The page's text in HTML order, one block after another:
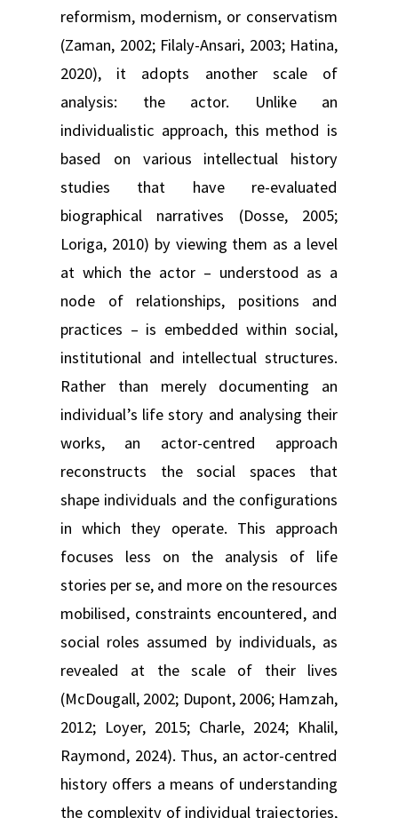
reformism, modernism, or conservatism
(Zaman, 2002; Filaly-Ansari, 2003; Hatina,
2020), it adopts another scale of
analysis: the actor. Unlike an
individualistic approach, this method is
based on various intellectual history
studies that have re-evaluated
biographical narratives (Dosse, 2005;
Loriga, 2010) by viewing them as a level
at which the actor – understood as a
node of relationships, positions and
practices – is embedded within social,
institutional and intellectual structures.
Rather than merely documenting an
individual’s life story and analysing their
works, an actor-centred approach
reconstructs the social spaces that
shape individuals and the configurations
in which they operate. This approach
focuses less on the analysis of life
stories per se, and more on the resources
mobilised, constraints encountered, and
social roles assumed by individuals, as
revealed at the scale of their lives
(McDougall, 2002; Dupont, 2006; Hamzah,
2012; Loyer, 2015; Charle, 2024; Khalil,
Raymond, 2024). Thus, an actor-centred
history offers a means of understanding
the complexity of individual trajectories,